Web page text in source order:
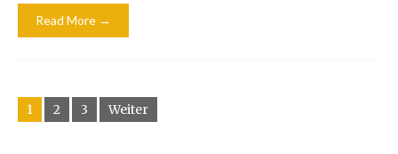
Read More →
Beitragsnavigation
1 2 3 Weiter